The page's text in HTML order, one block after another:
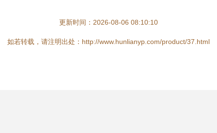
更新时间：2026-08-06 08:10:10
如若转载，请注明出处：http://www.hunlianyp.com/product/37.html